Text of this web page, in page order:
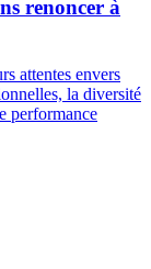
renoncer à
attentes envers
la diversité
performance